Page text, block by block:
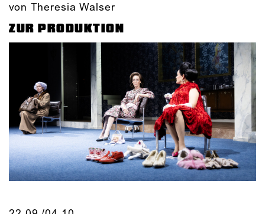
von Theresia Walser
ZUR PRODUKTION